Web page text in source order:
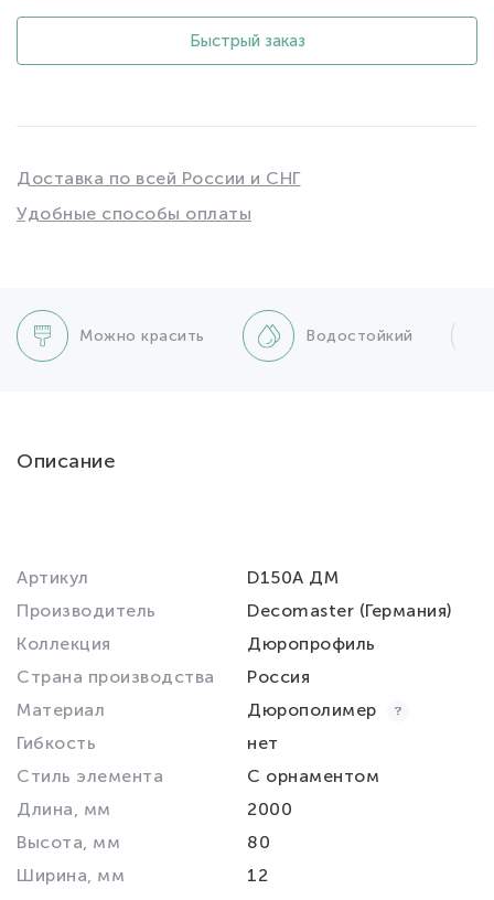
Быстрый заказ
Доставка по всей России и СНГ
Удобные способы оплаты
Можно красить Водостойкий
Описание
Артикул
D150A ДМ
Производитель
Decomaster (Германия)
Коллекция
Дюропрофиль
Страна производства
Россия
Материал
Дюрополимер
Гибкость
нет
Стиль элемента
С орнаментом
Длина, мм
2000
Высота, мм
80
Ширина, мм
12